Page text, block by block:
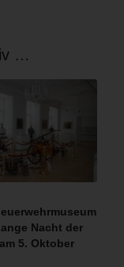
…
Nacht der
5. Oktober